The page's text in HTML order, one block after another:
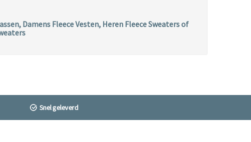
, Damens Fleece Vesten, Heren Fleece Sweaters of
Snel geleverd